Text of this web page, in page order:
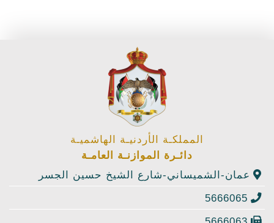
المملكـة الأردنيـة الهاشميـة
دائـرة الموازنـة العامـة
عمان-الشميساني-شارع الشيخ حسين الجسر
5666065